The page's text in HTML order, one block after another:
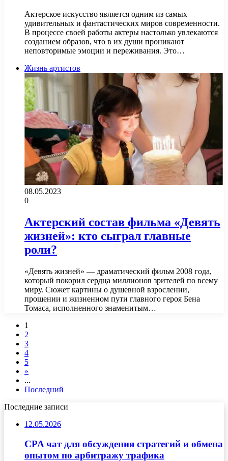
Актерское искусство является одним из самых
удивительных и фантастических миров современности.
В процессе своей работы актеры настолько увлекаются
созданием образов, что в их души проникают
неповторимые эмоции и переживания. Это…
Жизнь артистов
08.05.2023
0
Актерский состав фильма «Девять
жизней»: кто сыграл главные
роли?
«Девять жизней» — драматический фильм 2008 года,
который покорил сердца миллионов зрителей по всему
миру. Сюжет картины о душевной взрослении,
прощении и жизненном пути главного героя Бена
Томаса, исполненного знаменитым…
1
2
3
4
5
»
...
Последний
Последние записи
12.05.2026
CPA чат для обсуждения стратегий и обмена
опытом по арбитражу трафика